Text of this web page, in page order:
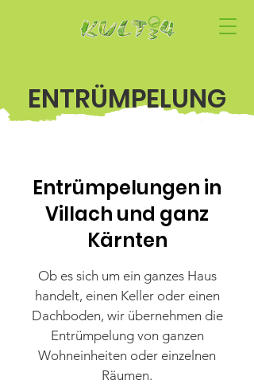
ENTRÜMPELUNG
Entrümpelungen in
Villach und ganz
Kärnten
Ob es sich um ein ganzes Haus
handelt, einen Keller oder einen
Dachboden, wir übernehmen die
Entrümpelung von ganzen
Wohneinheiten oder einzelnen
Räumen.